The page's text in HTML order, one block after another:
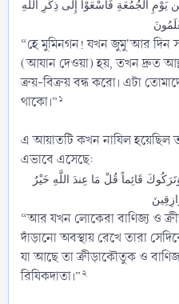
مِن يَوْمِ الْجُمُعَةِ فَاسْعَوْا إِلَى ذِكْرِ اللَّهِ
“হে মুমিনগন! যখন জুমু'আর দিন
(আযান দেওয়া) হয়, তখন দ্রুত
ক্রয়-বিক্রয় বন্ধ করো। এটা
থাকো।”১
এ আয়াতটি কখন নাযিল হয়েছিল
এভাবে এসেছে:
وَتَرَكُوكَ قَائِماً قُلْ مَا عِندَ اللَّهِ خَيْرٌ
“আর যখন লোকেরা বাণিজ্য ও
দাঁড়ানো অবস্থায় রেখে তারা
যা আছে তা ক্রীড়াকৌতুক ও
রিযিকদাতা।”২